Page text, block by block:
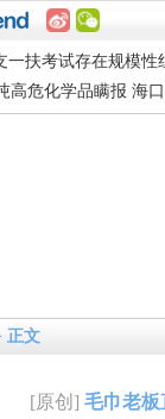
一扶考试存在规模性
天一夜空调后二氧化
谈47岁妈妈突然产女
高危化学品瞒报 海
正文
[原创] 毛巾老板